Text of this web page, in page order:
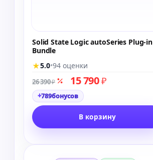
Solid State Logic autoSeries Plug-in
Bundle
★5.0•94 оценки
26 390₽ 15 790₽
+789бонусов
В корзину